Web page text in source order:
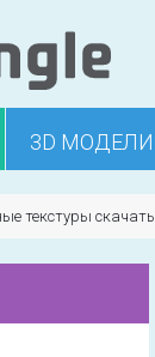
3D МОДЕЛИ
текстуры скачать